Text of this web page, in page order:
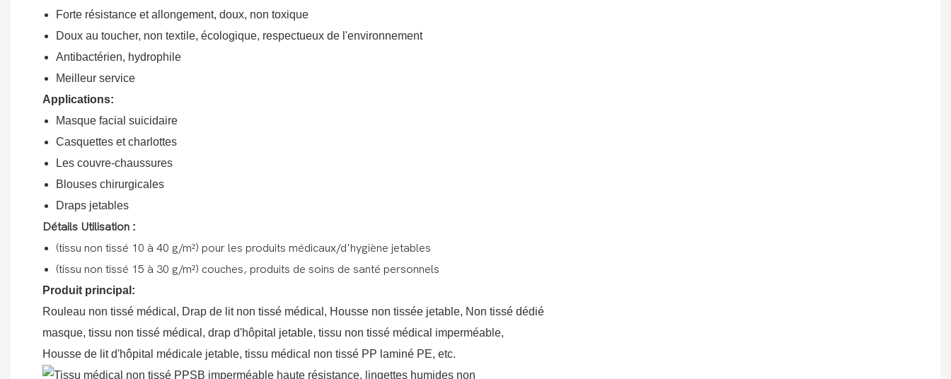
Forte résistance et allongement, doux, non toxique
Doux au toucher, non textile, écologique, respectueux de l'environnement
Antibactérien, hydrophile
Meilleur service
Applications:
Masque facial suicidaire
Casquettes et charlottes
Les couvre-chaussures
Blouses chirurgicales
Draps jetables
Détails Utilisation :
(tissu non tissé 10 à 40 g/m²) pour les produits médicaux/d'hygiène jetables
(tissu non tissé 15 à 30 g/m²) couches, produits de soins de santé personnels
Produit principal:
Rouleau non tissé médical, Drap de lit non tissé médical, Housse non tissée jetable, Non tissé dédié
masque, tissu non tissé médical, drap d'hôpital jetable, tissu non tissé médical imperméable,
Housse de lit d'hôpital médicale jetable, tissu médical non tissé PP laminé PE, etc.